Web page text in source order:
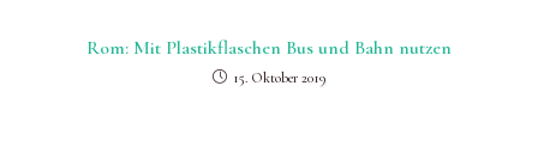
Rom: Mit Plastikflaschen Bus und Bahn nutzen
15. Oktober 2019